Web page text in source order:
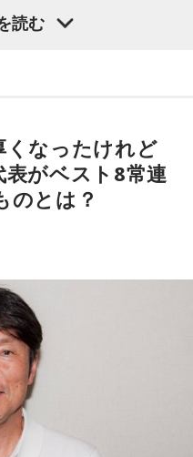
ル戦について語った模様
本人初のJリーグ得点王に
点を挙げ、日本代表では
ど活躍を見せ、1993年に
しました。2002年に現役
してメディアでの活動の
なうなど、自身の経験を
す。
読む
くなったけれど
がベスト8常連
のとは？